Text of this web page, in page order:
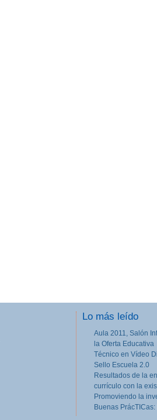
Lo más leído
Aula 2011, Salón
la Oferta Educativa
Técnico en Vídeo
Sello Escuela 2.0
Resultados de la
currículo con la
Promoviendo la
Buenas PrácTICas: